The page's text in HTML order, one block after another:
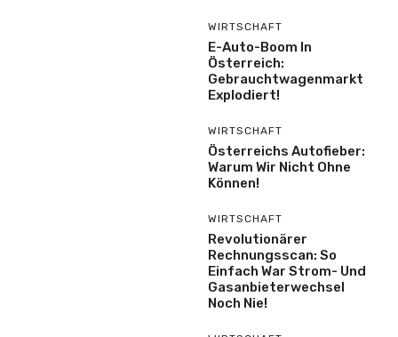
WIRTSCHAFT
E-Auto-Boom In
Österreich:
Gebrauchtwagenmarkt
Explodiert!
WIRTSCHAFT
Österreichs Autofieber:
Warum Wir Nicht Ohne
Können!
WIRTSCHAFT
Revolutionärer
Rechnungsscan: So
Einfach War Strom- Und
Gasanbieterwechsel
Noch Nie!